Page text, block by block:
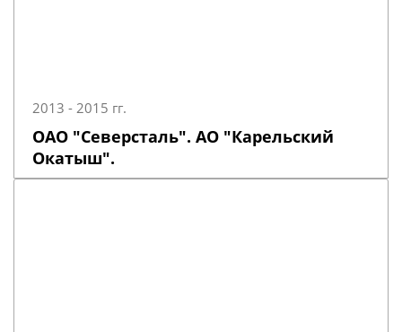
2013 - 2015 гг.
ОАО "Северсталь". АО "Карельский
Окатыш".